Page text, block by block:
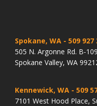
Spokane, WA - 509 927
505 N. Argonne Rd. B-109
Spokane Valley, WA
Kennewick, WA - 509
7101 West Hood Place,